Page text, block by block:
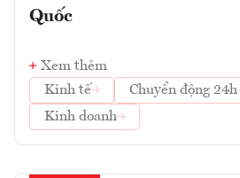
Quốc
Xem thêm
Kinh tế
Chuyển động 24h
Kinh doanh